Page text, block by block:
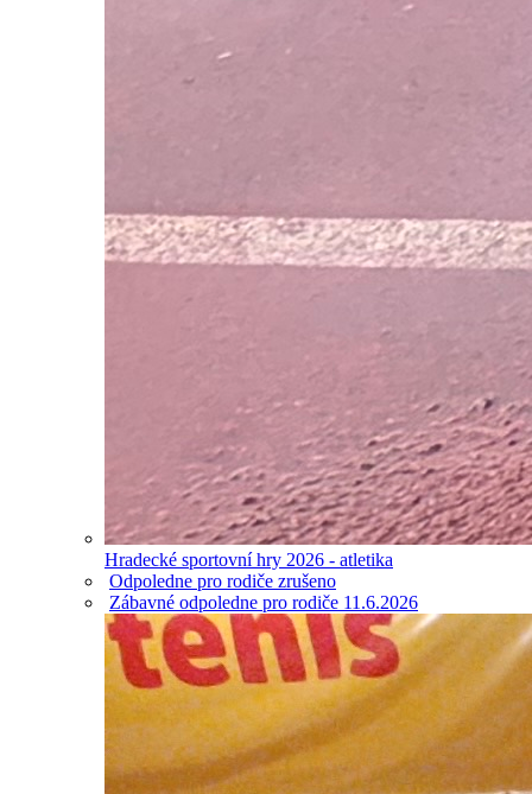
Hradecké sportovní hry 2026 - atletika
Odpoledne pro rodiče zrušeno
Zábavné odpoledne pro rodiče 11.6.2026